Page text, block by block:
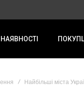
Найбільші міста